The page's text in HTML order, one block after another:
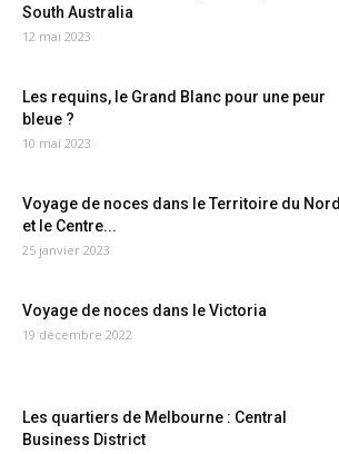
South Australia
12 mai 2023
Les requins, le Grand Blanc pour une peur
bleue ?
10 mai 2023
Voyage de noces dans le Territoire du Nord
et le Centre...
25 janvier 2023
Voyage de noces dans le Victoria
19 décembre 2022
Les quartiers de Melbourne : Central
Business District